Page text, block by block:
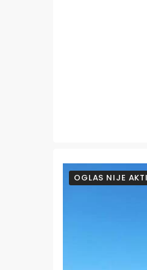
OGLAS NIJE